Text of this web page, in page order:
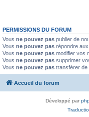
PERMISSIONS DU FORUM
Vous ne pouvez pas publier de
Vous ne pouvez pas répondre
Vous ne pouvez pas modifier vos
Vous ne pouvez pas supprimer
Vous ne pouvez pas transférer de
Accueil du forum
Développé par